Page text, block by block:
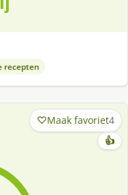
recepten
Maak favoriet4
👍